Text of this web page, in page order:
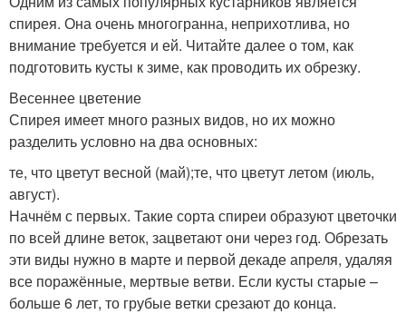
спирея. Она очень многогранна, неприхотлива, но
внимание требуется и ей. Читайте далее о том, как
подготовить кусты к зиме, как проводить их обрезку.
Весеннее цветение
Спирея имеет много разных видов, но их можно
разделить условно на два основных:
те, что цветут весной (май);те, что цветут летом (июль,
август).
Начнём с первых. Такие сорта спиреи образуют цветочки
по всей длине веток, зацветают они через год. Обрезать
эти виды нужно в марте и первой декаде апреля, удаляя
все поражённые, мертвые ветви. Если кусты старые –
больше 6 лет, то грубые ветки срезают до конца.